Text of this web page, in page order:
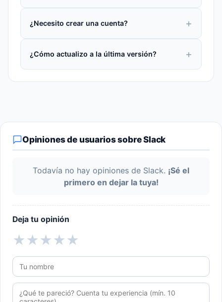
¿Necesito crear una cuenta?
¿Cómo actualizo a la última versión?
Opiniones de usuarios sobre Slack
Todavía no hay opiniones de Slack. ¡Sé el
primero en dejar la tuya!
Deja tu opinión
★
★
★
★
★